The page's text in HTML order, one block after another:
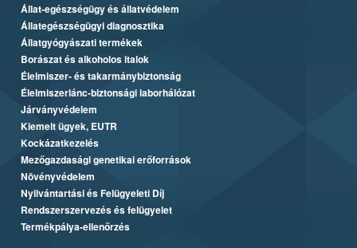
Állat-egészségügy és állatvédelem
Állategészségügyi diagnosztika
Állatgyógyászati termékek
Borászat és alkoholos italok
Élelmiszer- és takarmánybiztonság
Élelmiszerlánc-biztonsági laborhálózat
Járványvédelem
Kiemelt ügyek, EUTR
Kockázatkezelés
Mezőgazdasági genetikai erőforrások
Növényvédelem
Nyilvántartási és Felügyeleti Díj
Rendszerszervezés és felügyelet
Termékpálya-ellenőrzés